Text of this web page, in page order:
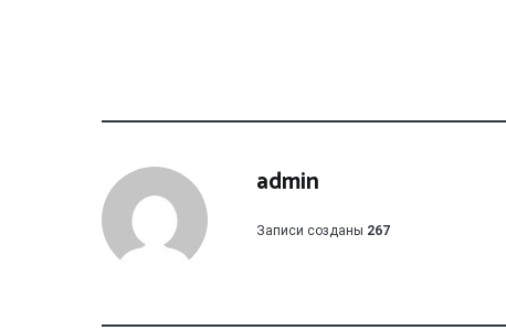
admin
Записи созданы 267